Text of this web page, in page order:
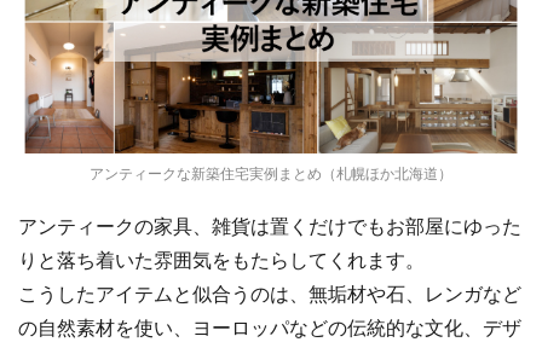
アンティークな新築住宅実例まとめ（札幌ほか北海道）
アンティークの家具、雑貨は置くだけでもお部屋にゆった
りと落ち着いた雰囲気をもたらしてくれます。
こうしたアイテムと似合うのは、無垢材や石、レンガなど
の自然素材を使い、ヨーロッパなどの伝統的な文化、デザ